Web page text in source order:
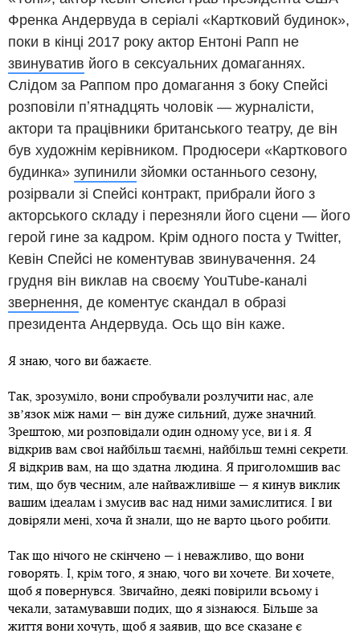
Френка Андервуда в серіалі «Картковий будинок»,
поки в кінці 2017 року актор Ентоні Рапп не
звинуватив його в сексуальних домаганнях.
Слідом за Раппом про домагання з боку Спейсі
розповіли пʼятнадцять чоловік — журналісти,
актори та працівники британського театру, де він
був художнім керівником. Продюсери «Карткового
будинка» зупинили зйомки останнього сезону,
розірвали зі Спейсі контракт, прибрали його з
акторського складу і перезняли його сцени — його
герой гине за кадром. Крім одного поста у Twitter,
Кевін Спейсі не коментував звинувачення. 24
грудня він виклав на своєму YouTube-каналі
звернення, де коментує скандал в образі
президента Андервуда. Ось що він каже.
Я знаю, чого ви бажаєте.
Так, зрозуміло, вони спробували розлучити нас, але
звʼязок між нами — він дуже сильний, дуже значний.
Зрештою, ми розповідали один одному усе, ви і я. Я
відкрив вам свої найбільш таємні, найбільш темні секрети.
Я відкрив вам, на що здатна людина. Я приголомшив вас
тим, що був чесним, але найважливіше — я кинув виклик
вашим ідеалам і змусив вас над ними замислитися. І ви
довіряли мені, хоча й знали, що не варто цього робити.
Так що нічого не скінчено — і неважливо, що вони
говорять. І, крім того, я знаю, чого ви хочете. Ви хочете,
щоб я повернувся. Звичайно, деякі повірили всьому і
чекали, затамувавши подих, що я зізнаюся. Більше за
життя вони хочуть, щоб я заявив, що все сказане є